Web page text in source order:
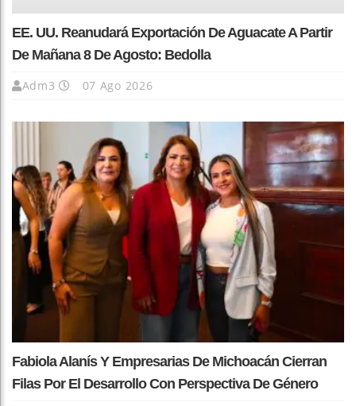
EE. UU. Reanudará Exportación De Aguacate A Partir
De Mañana 8 De Agosto: Bedolla
Adm3 07 Ago 2026
Fabiola Alanís Y Empresarias De Michoacán Cierran
Filas Por El Desarrollo Con Perspectiva De Género